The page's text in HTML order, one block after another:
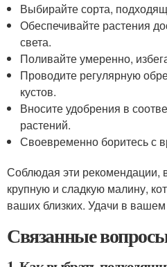
Выбирайте сорта,
Обеспечивайте растения
света.
Поливайте умеренно,
Проводите регулярную
кустов.
Вносите удобрения в
растений.
Своевременно боритесь с
Соблюдая эти рекомендации,
крупную и сладкую малину,
ваших близких. Удачи в
Связанные